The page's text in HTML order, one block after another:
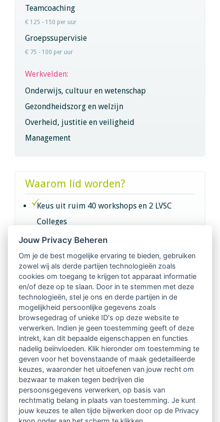
Teamcoaching
€ 125 - 150 per uur
Groepssupervisie
€ 75 - 100 per uur
Werkvelden:
Onderwijs, cultuur en wetenschap
Gezondheidszorg en welzijn
Overheid, justitie en veiligheid
Management
Waarom lid worden?
Keus uit ruim 40 workshops en 2 LVSC
Colleges
Intervisie met geregistreerde vakgenoten
Netwerk van 2100 professionals in 14
regio's
Vindbaar voor opdrachtgevers
Tijdschrift voor
Begeleidingskunde & kennisbank
Beroepsregistratie (LVSC keurmerk)
Lid worden van LVSC
Jouw Privacy Beheren
Om je de best mogelijke ervaring te bieden, gebruiken
zowel wij als derde partijen technologieën zoals
cookies om toegang te krijgen tot apparaat informatie
en/of deze op te slaan. Door in te stemmen met deze
technologieën, stel je ons en derde partijen in de
mogelijkheid persoonlijke gegevens zoals
browsegedrag of unieke ID's op deze website te
verwerken. Indien je geen toestemming geeft of deze
intrekt, kan dit bepaalde eigenschappen en functies
nadelig beïnvloeden. Klik hieronder om toestemming te
geven voor het bovenstaande of maak gedetailleerde
keuzes, waaronder het uitoefenen van jouw recht om
bezwaar te maken tegen bedrijven die
persoonsgegevens verwerken, op basis van
rechtmatig belang in plaats van toestemming. Je kunt
jouw keuzes te allen tijde bijwerken door op de Privacy